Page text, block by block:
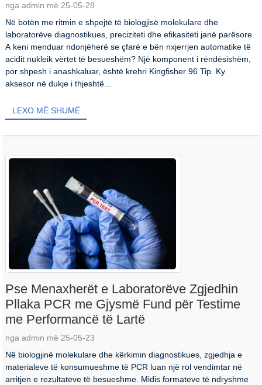
nga admin më 25-05-28
Në botën me ritmin e shpejtë të biologjisë molekulare dhe
laboratorëve diagnostikues, preciziteti dhe efikasiteti janë parësore.
A keni menduar ndonjëherë se çfarë e bën nxjerrjen automatike të
acidit nukleik vërtet të besueshëm? Një komponent i rëndësishëm,
por shpesh i anashkaluar, është krehri Kingfisher 96 Tip. Ky
aksesor në dukje i thjeshtë...
LEXO MË SHUMË
Pse Menaxherët e Laboratorëve Zgjedhin
Pllaka PCR me Gjysmë Fund për Testime
me Performancë të Lartë
nga admin më 25-05-23
Në biologjinë molekulare dhe kërkimin diagnostikues, zgjedhja e
materialeve të konsumueshme të PCR luan një rol vendimtar në
arritjen e rezultateve të besueshme. Midis formateve të ndryshme